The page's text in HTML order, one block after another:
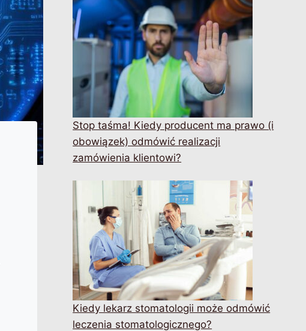
Stop taśma! Kiedy producent ma prawo (i
obowiązek) odmówić realizacji
zamówienia klientowi?
Kiedy lekarz stomatologii może odmówić
leczenia stomatologicznego?